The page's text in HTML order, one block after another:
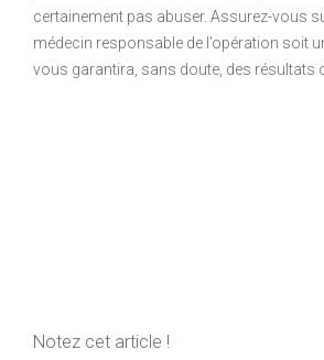
certainement pas abuser. Assurez-vous
médecin responsable de l’opération soit
vous garantira, sans doute, des résultats
Notez cet article !